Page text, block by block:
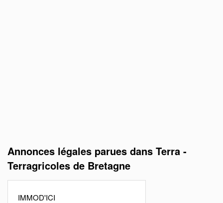
Annonces légales parues dans Terra -
Terragricoles de Bretagne
IMMOD'ICI